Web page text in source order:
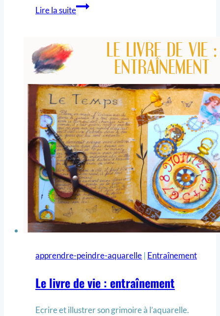
Lire la suite
apprendre-peindre-aquarelle | Entraînement
Le livre de vie : entraînement
Ecrire et illustrer son grimoire à l’aquarelle.